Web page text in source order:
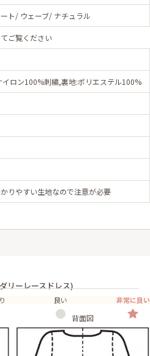
ト/ ウェーブ/ ナチュラル
ご覧ください
イロン100%刺繍,裏地:ポリエステル100%
りやすい生地なので注意が必要
リーレースドレス)
良い 非常に良い
背面図